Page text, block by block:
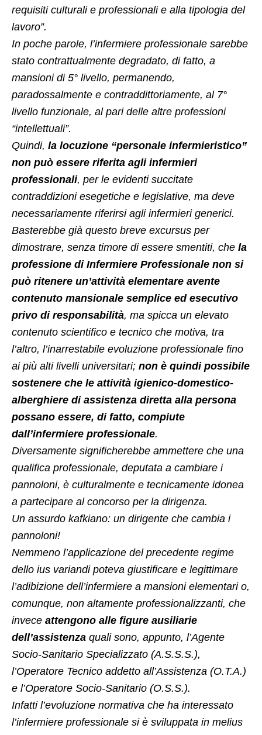
requisiti culturali e professionali e alla tipologia del
lavoro”.
In poche parole, l’infermiere professionale sarebbe
stato contrattualmente degradato, di fatto, a
mansioni di 5° livello, permanendo,
paradossalmente e contraddittoriamente, al 7°
livello funzionale, al pari delle altre professioni
“intellettuali”.
Quindi, la locuzione “personale infermieristico”
non può essere riferita agli infermieri
professionali, per le evidenti succitate
contraddizioni esegetiche e legislative, ma deve
necessariamente riferirsi agli infermieri generici.
Basterebbe già questo breve excursus per
dimostrare, senza timore di essere smentiti, che la
professione di Infermiere Professionale non si
può ritenere un’attività elementare avente
contenuto mansionale semplice ed esecutivo
privo di responsabilità, ma spicca un elevato
contenuto scientifico e tecnico che motiva, tra
l’altro, l’inarrestabile evoluzione professionale fino
ai più alti livelli universitari; non è quindi possibile
sostenere che le attività igienico-domestico-
alberghiere di assistenza diretta alla persona
possano essere, di fatto, compiute
dall’infermiere professionale.
Diversamente significherebbe ammettere che una
qualifica professionale, deputata a cambiare i
pannoloni, è culturalmente e tecnicamente idonea
a partecipare al concorso per la dirigenza.
Un assurdo kafkiano: un dirigente che cambia i
pannoloni!
Nemmeno l’applicazione del precedente regime
dello ius variandi poteva giustificare e legittimare
l’adibizione dell’infermiere a mansioni elementari o,
comunque, non altamente professionalizzanti, che
invece attengono alle figure ausiliarie
dell’assistenza quali sono, appunto, l’Agente
Socio-Sanitario Specializzato (A.S.S.S.),
l’Operatore Tecnico addetto all’Assistenza (O.T.A.)
e l’Operatore Socio-Sanitario (O.S.S.).
Infatti l’evoluzione normativa che ha interessato
l’infermiere professionale si è sviluppata in melius